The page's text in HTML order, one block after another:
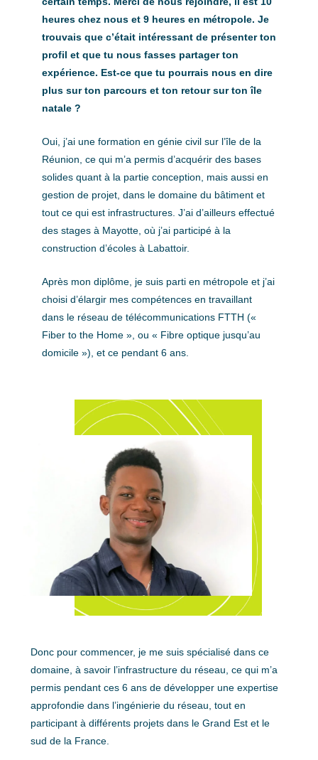
heures chez nous et 9 heures en métropole. Je
trouvais que c’était intéressant de présenter ton
profil et que tu nous fasses partager ton
expérience. Est-ce que tu pourrais nous en dire
plus sur ton parcours et ton retour sur ton île
natale ?
Oui, j’ai une formation en génie civil sur l’île de la
Réunion, ce qui m’a permis d’acquérir des bases
solides quant à la partie conception, mais aussi en
gestion de projet, dans le domaine du bâtiment et
tout ce qui est infrastructures. J’ai d’ailleurs effectué
des stages à Mayotte, où j’ai participé à la
construction d’écoles à Labattoir.
Après mon diplôme, je suis parti en métropole et j’ai
choisi d’élargir mes compétences en travaillant
dans le réseau de télécommunications FTTH («
Fiber to the Home », ou « Fibre optique jusqu’au
domicile »), et ce pendant 6 ans.
Donc pour commencer, je me suis spécialisé dans ce
domaine, à savoir l’infrastructure du réseau, ce qui m’a
permis pendant ces 6 ans de développer une expertise
approfondie dans l’ingénierie du réseau, tout en
participant à différents projets dans le Grand Est et le
sud de la France.